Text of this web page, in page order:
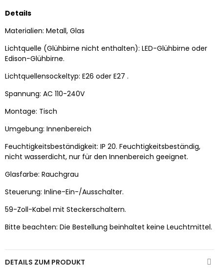
Details
Materialien: Metall, Glas
Lichtquelle (Glühbirne nicht enthalten): LED-Glühbirne oder
Edison-Glühbirne.
Lichtquellensockeltyp: E26 oder E27 .
Spannung: AC 110-240V
Montage: Tisch
Umgebung: Innenbereich
Feuchtigkeitsbeständigkeit: IP 20. Feuchtigkeitsbeständig,
nicht wasserdicht, nur für den Innenbereich geeignet.
Glasfarbe: Rauchgrau
Steuerung: Inline-Ein-/Ausschalter.
59-Zoll-Kabel mit Steckerschaltern.
Bitte beachten: Die Bestellung beinhaltet keine Leuchtmittel.
DETAILS ZUM PRODUKT